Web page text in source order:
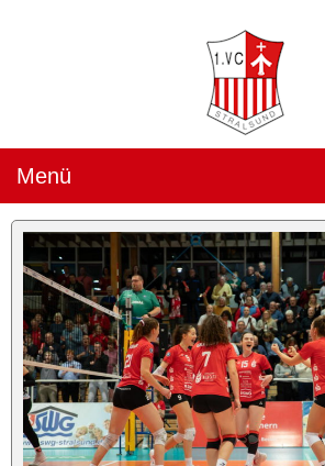
Menü
Teams »
1. Damen
(„Sparkassen Wildcats Stralsund“) »
Team
Spielplan
Ergebnisse